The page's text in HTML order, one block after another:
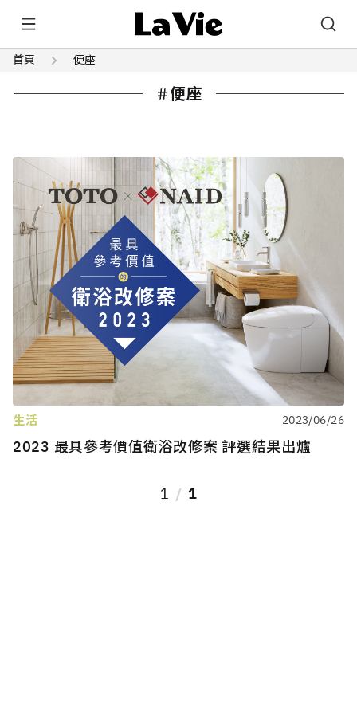
首頁 便座
便座
生活 2023/06/26
2023 最具參考價值衛浴改修案 評選結果出爐
1 1